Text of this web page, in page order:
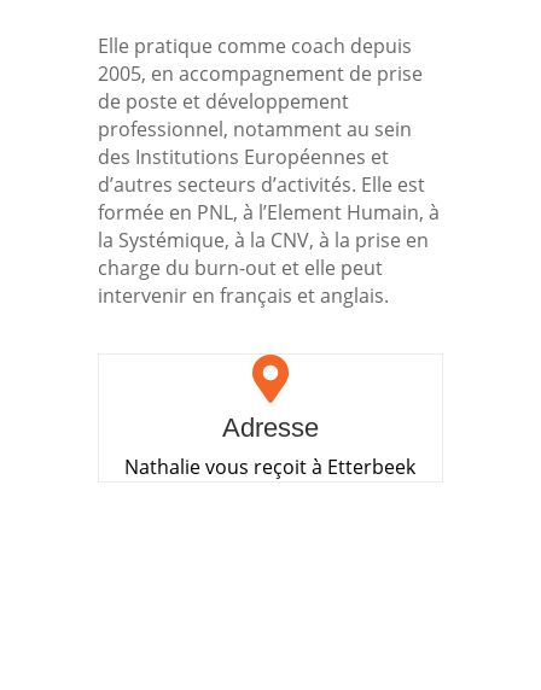
Elle pratique comme coach depuis
2005, en accompagnement de prise
de poste et développement
professionnel, notamment au sein
des Institutions Européennes et
d’autres secteurs d’activités. Elle est
formée en PNL, à l’Element Humain, à
la Systémique, à la CNV, à la prise en
charge du burn-out et elle peut
intervenir en français et anglais.

Adresse
Nathalie vous reçoit à Etterbeek